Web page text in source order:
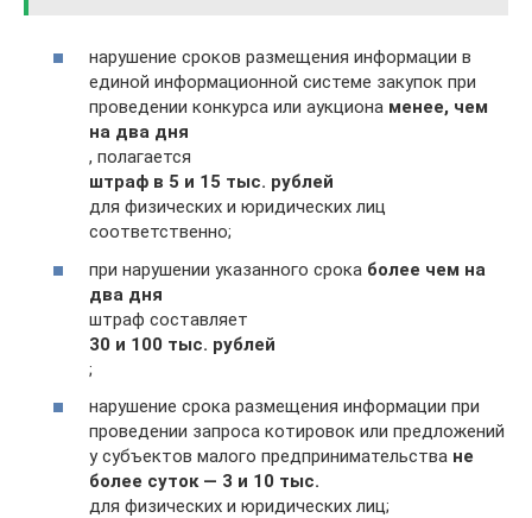
нарушение сроков размещения информации в
единой информационной системе закупок при
проведении конкурса или аукциона менее, чем
на два дня
, полагается
штраф в 5 и 15 тыс. рублей
для физических и юридических лиц
соответственно;
при нарушении указанного срока более чем на
два дня
штраф составляет
30 и 100 тыс. рублей
;
нарушение срока размещения информации при
проведении запроса котировок или предложений
у субъектов малого предпринимательства не
более суток — 3 и 10 тыс.
для физических и юридических лиц;